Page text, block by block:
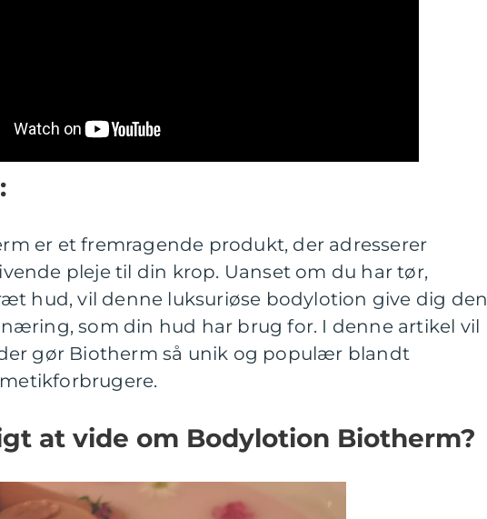
er et fremragende produkt, der adresserer
pleje til din krop. Uanset om du har tør,
hud, vil denne luksuriøse bodylotion give dig den
som din hud har brug for. I denne artikel vil
gør Biotherm så unik og populær blandt
at vide om Bodylotion Biotherm?